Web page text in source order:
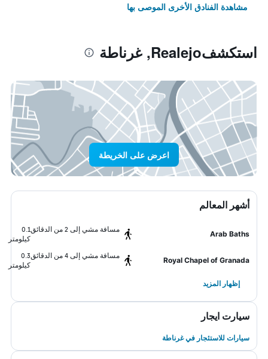
مشاهدة الفنادق الأخرى الموصى بها
استكشفRealejo, غرناطة
اعرض على الخريطة
أشهر المعالم
Arab Baths
مسافة مشي إلى 2 من الدقائق
0.1
كيلومتر
Royal Chapel of Granada
مسافة مشي إلى 4 من الدقائق
0.3
كيلومتر
إظهار المزيد
سيارت ايجار
سيارات للاستئجار في غرناطة